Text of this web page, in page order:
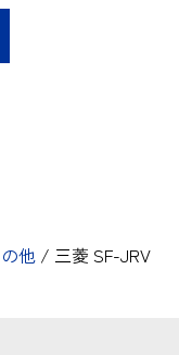
他 / 三菱 SF-JRV